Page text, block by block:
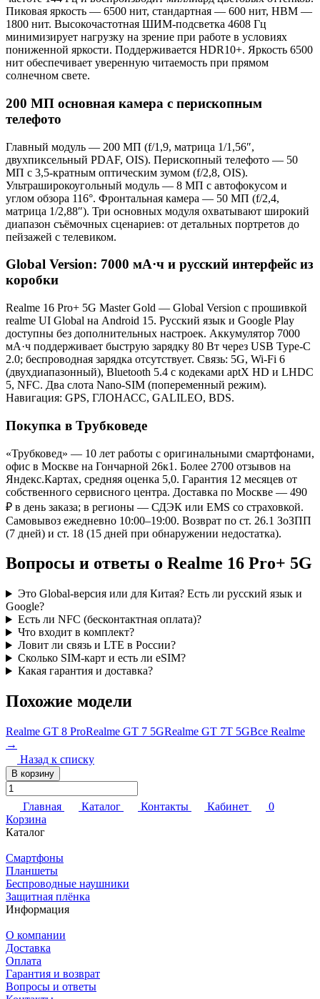
Пиковая яркость — 6500 нит, стандартная — 600 нит, HBM —
1800 нит. Высокочастотная ШИМ-подсветка 4608 Гц
минимизирует нагрузку на зрение при работе в условиях
пониженной яркости. Поддерживается HDR10+. Яркость 6500
нит обеспечивает уверенную читаемость при прямом
солнечном свете.
200 МП основная камера с перископным
телефото
Главный модуль — 200 МП (f/1,9, матрица 1/1,56″,
двухпиксельный PDAF, OIS). Перископный телефото — 50
МП с 3,5-кратным оптическим зумом (f/2,8, OIS).
Ультраширокоугольный модуль — 8 МП с автофокусом и
углом обзора 116°. Фронтальная камера — 50 МП (f/2,4,
матрица 1/2,88″). Три основных модуля охватывают широкий
диапазон съёмочных сценариев: от детальных портретов до
пейзажей с телевиком.
Global Version: 7000 мА·ч и русский интерфейс из
коробки
Realme 16 Pro+ 5G Master Gold — Global Version с прошивкой
realme UI Global на Android 15. Русский язык и Google Play
доступны без дополнительных настроек. Аккумулятор 7000
мА·ч поддерживает быструю зарядку 80 Вт через USB Type-C
2.0; беспроводная зарядка отсутствует. Связь: 5G, Wi-Fi 6
(двухдиапазонный), Bluetooth 5.4 с кодеками aptX HD и LHDC
5, NFC. Два слота Nano-SIM (попеременный режим).
Навигация: GPS, ГЛОНАСС, GALILEO, BDS.
Покупка в Трубковеде
«Трубковед» — 10 лет работы с оригинальными смартфонами,
офис в Москве на Гончарной 26к1. Более 2700 отзывов на
Яндекс.Картах, средняя оценка 5,0. Гарантия 12 месяцев от
собственного сервисного центра. Доставка по Москве — 490
₽ в день заказа; в регионы — СДЭК или EMS со страховкой.
Самовывоз ежедневно 10:00–19:00. Возврат по ст. 26.1 ЗоЗПП
(7 дней) и ст. 18 (15 дней при обнаружении недостатка).
Вопросы и ответы о Realme 16 Pro+ 5G
Это Global-версия или для Китая? Есть ли русский язык и
Google?
Есть ли NFC (бесконтактная оплата)?
Что входит в комплект?
Ловит ли связь и LTE в России?
Сколько SIM-карт и есть ли eSIM?
Какая гарантия и доставка?
Похожие модели
Realme GT 8 ProRealme GT 7 5GRealme GT 7T 5GВсе Realme
→
Назад к списку
В корзину
Главная Каталог Контакты Кабинет
0
Корзина
Каталог
Смартфоны
Планшеты
Беспроводные наушники
Защитная плёнка
Информация
О компании
Доставка
Оплата
Гарантия и возврат
Вопросы и ответы